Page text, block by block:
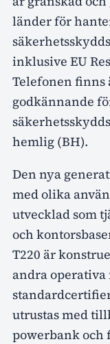
länder för
inklusive EU
Telefonen finns
godkännande
hemlig (BH).
Den nya
med olika
utvecklad som
och
T220 är
andra operativa
utrustas med
powerbank och